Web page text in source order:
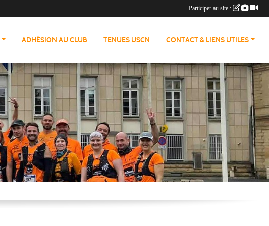
ADHÉSION AU CLUB TENUES USCN CONTACT & LIENS UTILES
Participer au site :